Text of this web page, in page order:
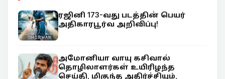
ரஜினி 173-வது படத்தின் பெயர்
அதிகாரபூர்வ அறிவிப்பு!
அமோனியா வாயு கசிவால்
தொழிலாளர்கள் உயிரிழந்த
செய்தி, மிகுந்த அதிர்ச்சியும்,